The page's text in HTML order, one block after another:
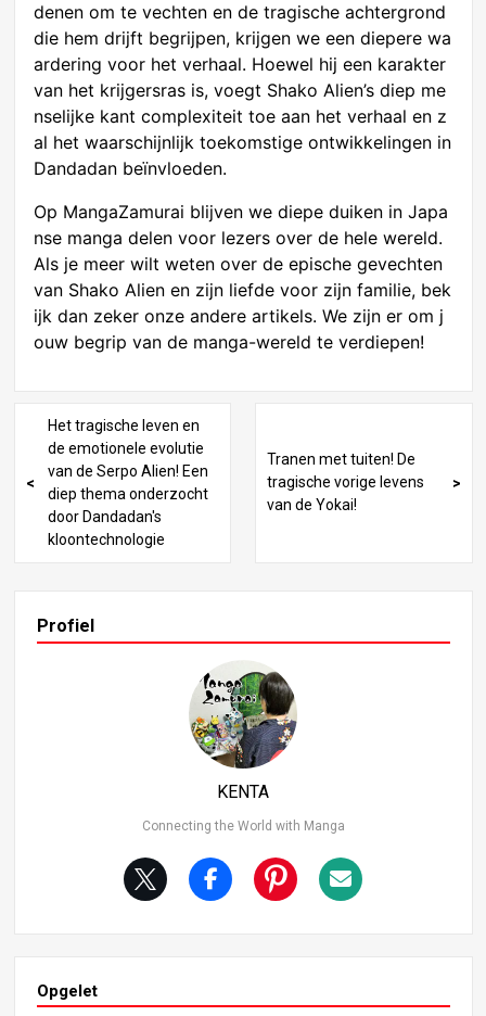
denen om te vechten en de tragische achtergrond
die hem drijft begrijpen, krijgen we een diepere wa
ardering voor het verhaal. Hoewel hij een karakter
van het krijgersras is, voegt Shako Alien’s diep me
nselijke kant complexiteit toe aan het verhaal en z
al het waarschijnlijk toekomstige ontwikkelingen in
Dandadan beïnvloeden.
Op MangaZamurai blijven we diepe duiken in Japa
nse manga delen voor lezers over de hele wereld.
Als je meer wilt weten over de epische gevechten
van Shako Alien en zijn liefde voor zijn familie, bek
ijk dan zeker onze andere artikels. We zijn er om j
ouw begrip van de manga-wereld te verdiepen!
Het tragische leven en
de emotionele evolutie
van de Serpo Alien! Een
diep thema onderzocht
door Dandadan's
kloontechnologie
Tranen met tuiten! De
tragische vorige levens
van de Yokai!
Profiel
KENTA
Connecting the World with Manga
Opgelet